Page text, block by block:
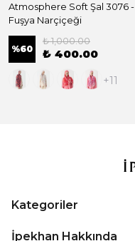
Atmosphere Soft Şal 3076 -
Fuşya Narçiçeği
%60
₺ 1,000.00
₺ 400.00
+11
Kategoriler
İpekhan Hakkında